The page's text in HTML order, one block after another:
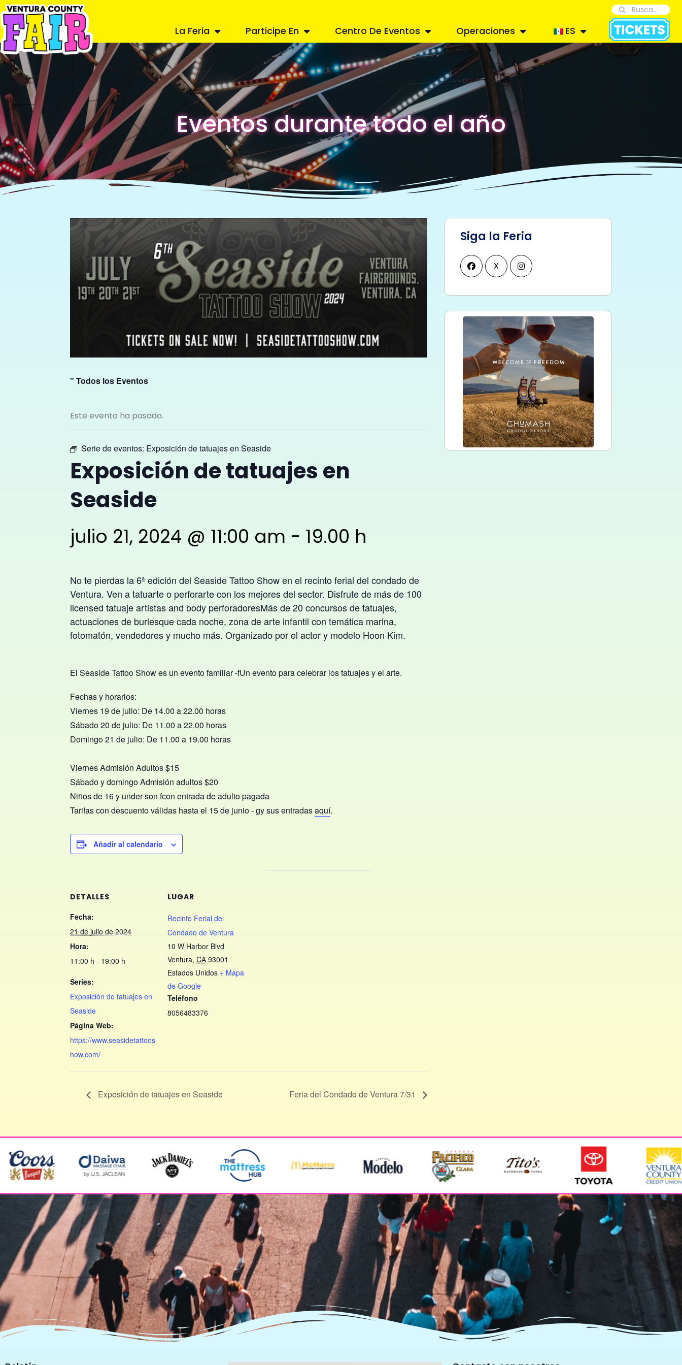
La Feria Participe En Centro De Eventos Operaciones ES
Eventos durante todo el año
" Todos los Eventos
Este evento ha pasado.
Serie de eventos: Exposición de tatuajes en Seaside
Exposición de tatuajes en
Seaside
julio 21, 2024 @ 11:00 am - 19.00 h
No te pierdas la 6ª edición del Seaside Tattoo Show en el recinto ferial del condado de
Ventura. Ven a tatuarte o perforarte con los mejores del sector. Disfrute de más de 100
licensed tatuajeartistasand body perforadoresMás de 20 concursos de tatuajes,
actuaciones de burlesque cada noche, zona de arte infantil con temática marina,
fotomatón, vendedores y mucho más. Organizado por el actor y modelo Hoon Kim.
El Seaside Tattoo Show es un evento familiar-fUn evento para celebrar los tatuajes y el arte.
Fechas y horarios:
Viernes 19 de julio: De 14.00 a 22.00 horas
Sábado 20 de julio: De 11.00 a 22.00 horas
Domingo 21 de julio: De 11.00 a 19.00 horas
Viernes Admisión Adultos $15
Sábado y domingo Admisión adultos $20
Niños de 16 y underson fcon entrada de adulto pagada
Tarifas con descuento válidas hasta el 15 de junio -gy sus entradasaquí.
Añadir al calendario
DETALLES
Fecha:
21 de julio de 2024
Hora:
11:00 h - 19:00 h
Series:
Exposición de tatuajes en
Seaside
Página Web:
https://www.seasidetattoos
how.com/
LUGAR
Recinto Ferial del
Condado de Ventura
10 W Harbor Blvd
Ventura, CA 93001
Estados Unidos + Mapa
de Google
Teléfono
8056483376
Exposición de tatuajes en Seaside Feria del Condado de Ventura 7/31
Siga la Feria
X